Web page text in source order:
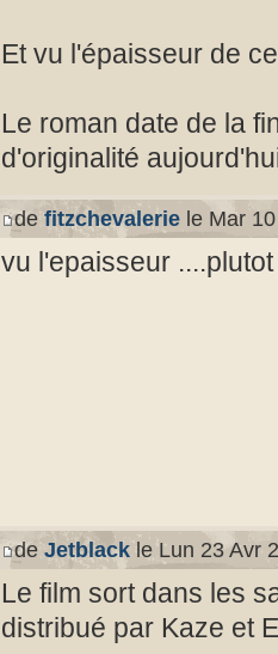
Et vu l'épaisseur de
Le roman date de la
d'originalité
defitzchevalerie le Mar
vu l'epaisseur
deJetblack le Lun 23 Avr
Le film sort dans les
distribué par Kaze et